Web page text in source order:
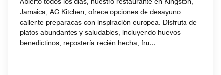
Jamaica, AC Kitchen, ofrece opciones de desayuno
caliente preparadas con inspiración europea. Disfruta de
platos abundantes y saludables, incluyendo huevos
benedictinos, repostería recién hecha, fru...